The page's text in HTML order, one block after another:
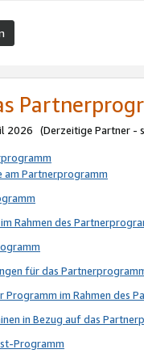
2026 (Derzeitige Partner -
am Partnerprogramm
Rahmen des
für das
Programm im Rahmen des
in Bezug auf das
Programm